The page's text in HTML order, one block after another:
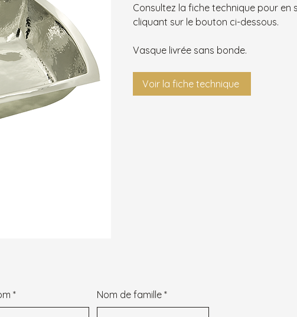
Consultez la fiche technique pour en
cliquant sur le bouton ci-dessous.
Vasque livrée sans bonde.
Voir la fiche technique
Nom de famille